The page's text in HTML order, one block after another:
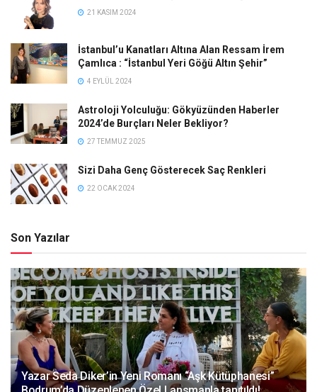
21 KASIM 2024
İstanbul’u Kanatları Altına Alan Ressam İrem
Çamlıca : “İstanbul Yeri Göğü Altın Şehir”
4 EYLÜL 2024
Astroloji Yolculuğu: Gökyüzünden Haberler
2024’de Burçları Neler Bekliyor?
27 TEMMUZ 2025
Sizi Daha Genç Gösterecek Saç Renkleri
22 OCAK 2024
Son Yazılar
Yazar Seda Diker’in Yeni Romanı “Aşk Kütüphanesi”